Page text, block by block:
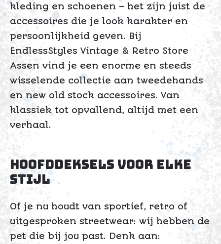
kleding en schoenen – het zijn juist de
accessoires die je look karakter en
persoonlijkheid geven. Bij
EndlessStyles Vintage & Retro Store
Assen vind je een enorme en steeds
wisselende collectie aan tweedehands
en new old stock accessoires. Van
klassiek tot opvallend, altijd met een
verhaal.
Hoofddeksels voor elke
stijl
Of je nu houdt van sportief, retro of
uitgesproken streetwear: wij hebben de
pet die bij jou past. Denk aan: